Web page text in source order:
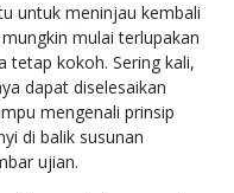
untuk meninjau kembali
mulai terlupakan
tetap kokoh. Sering kali,
dapat diselesaikan
mengenali prinsip
di balik susunan
ujian.